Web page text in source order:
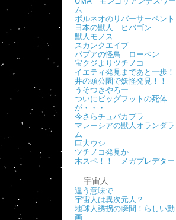
ム
ボルネオのリバーサーペント
日本の獣人 ヒバゴン
獣人モノス
スカンクエイプ
パプアの怪鳥 ローペン
宝クジよりツチノコ
イエティ発見まであと一歩！
井の頭公園で妖怪発見！！
うそつきやろー
ついにビッグフットの死体
が・・・
今さらチュパカブラ
マレーシアの獣人オランダラ
ム
巨大ウシ
ツチノコ発見か
木スペ！！ メガプレデター
宇宙人
違う意味で
宇宙人は異次元人？
地球人誘拐の瞬間！らしい動
画